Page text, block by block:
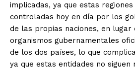
implicadas, ya que estas
controladas hoy en día por los
de las propias naciones, en lugar
organismos gubernamentales
de los dos países, lo que
ya que estas entidades no siguen